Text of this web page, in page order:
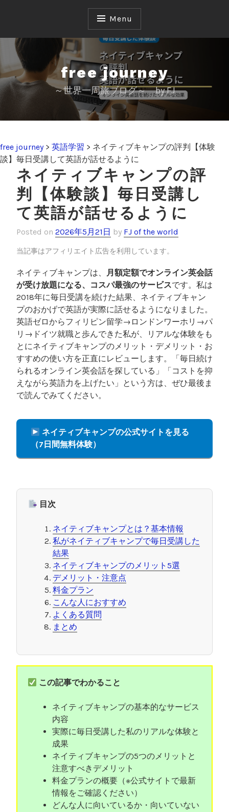
o
c
o
t
Menu
free journey
～世界一周旅ブログ～ by FJ
free journey> 英語学習 > ネイティブキャンプの評判【体験
談】毎日受講して英語が話せるように
ネイティブキャンプの評
判【体験談】毎日受講し
て英語が話せるように
Posted on 2026年5月21日 by FJ of the world
当記事はアフィリエイト広告を利用しています。
ネイティブキャンプは、
月額定額でオンライン英会話
が受け放題になる、コスパ最強のサービスです。私は
2018年に毎日受講を続けた結果、ネイティブキャン
プのおかげで英語が実際に話せるようになりました。
英語ゼロからフィリピン留学→ロンドンワーホリ→パ
リ→ドイツ就職と歩んできた私が、リアルな体験をも
とにネイティブキャンプのメリット・デメリット・お
すすめの使い方を正直にレビューします。「毎日続け
られるオンライン英会話を探している」「コストを抑
えながら英語力を上げたい」という方は、ぜひ最後ま
で読んでみてください。
ネイティブキャンプの公式サイトを見る
（7日間無料体験）
目次
ネイティブキャンプとは？基本情報
私がネイティブキャンプで毎日受講した
結果
ネイティブキャンプのメリット5選
デメリット・注意点
料金プラン
こんな人におすすめ
よくある質問
まとめ
この記事でわかること
ネイティブキャンプの基本的なサービス
内容
実際に毎日受講した私のリアルな体験と
成果
ネイティブキャンプの5つのメリットと
注意すべきデメリット
料金プランの概要（※公式サイトで最新
情報をご確認ください）
どんな人に向いているか・向いていない